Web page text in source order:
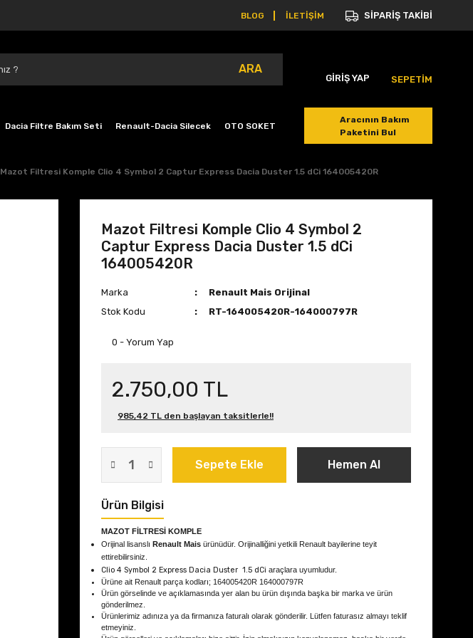
BLOG İLETİŞİM SİPARİŞ TAKİBİ
ARA
GİRİŞ YAP SEPETİM
Dacia Filtre Bakım Seti Renault-Dacia Silecek OTO SOKET
Aracının Bakım
Paketini Bul
Mazot Filtresi Komple Clio 4 Symbol 2 Captur Express Dacia Duster 1.5 dCi 164005420R
Mazot Filtresi Komple Clio 4 Symbol 2
Captur Express Dacia Duster 1.5 dCi
164005420R
Marka
Renault Mais Orijinal
Stok Kodu
RT-164005420R-164000797R
0 - Yorum Yap
2.750,00 TL
985,42 TL den başlayan taksitlerle!!
Sepete Ekle Hemen Al
Ürün Bilgisi
MAZOT FİLTRESİ KOMPLE
Orijinal lisanslı Renault Mais ürünüdür. Orijinalliğini yetkili Renault bayilerine teyit
ettirebilirsiniz.
Clio 4 Symbol 2 Express Dacia Duster 1.5 dCi araçlara uyumludur.
Ürüne ait Renault parça kodları; 164005420R 164000797R
Ürün görselinde ve açıklamasında yer alan bu ürün dışında başka bir marka ve ürün
gönderilmez.
Ürünlerimiz adınıza ya da firmanıza faturalı olarak gönderilir. Lütfen faturasız almayı teklif
etmeyiniz.